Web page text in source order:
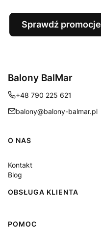
Sprawdź promocje
Balony BalMar
+48 790 225 621
balony@balony-balmar.pl
Linki w stopce
O NAS
Kontakt
Blog
OBSŁUGA KLIENTA
POMOC